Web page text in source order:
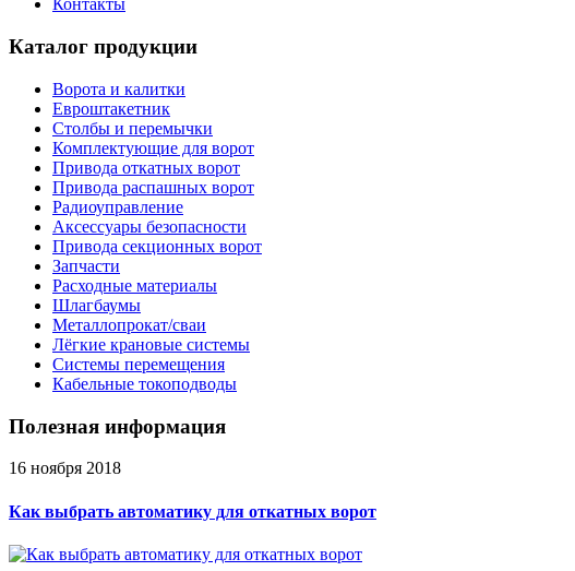
Контакты
Каталог продукции
Ворота и калитки
Евроштакетник
Столбы и перемычки
Комплектующие для ворот
Привода откатных ворот
Привода распашных ворот
Радиоуправление
Аксессуары безопасности
Привода секционных ворот
Запчасти
Расходные материалы
Шлагбаумы
Металлопрокат/сваи
Лёгкие крановые системы
Системы перемещения
Кабельные токоподводы
Полезная информация
16 ноября 2018
Как выбрать автоматику для откатных ворот